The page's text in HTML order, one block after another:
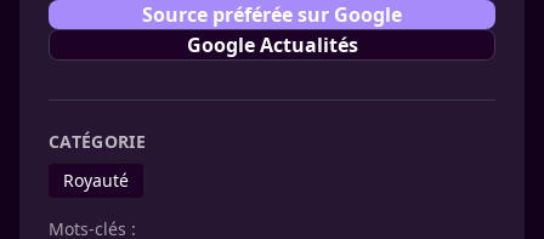
Source préférée sur Google
Google Actualités
CATÉGORIE
Royauté
Mots-clés :